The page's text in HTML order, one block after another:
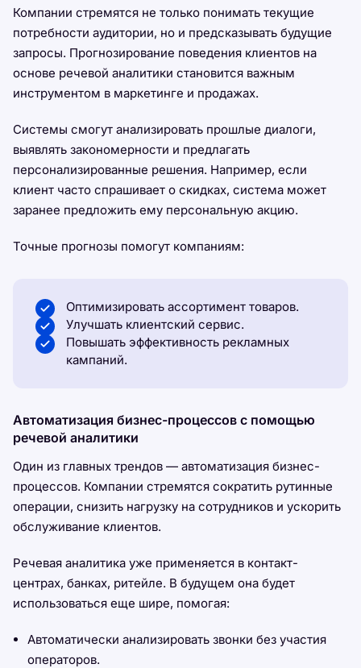
Компании стремятся не только понимать текущие
потребности аудитории, но и предсказывать будущие
запросы. Прогнозирование поведения клиентов на
основе речевой аналитики становится важным
инструментом в маркетинге и продажах.
Системы смогут анализировать прошлые диалоги,
выявлять закономерности и предлагать
персонализированные решения. Например, если
клиент часто спрашивает о скидках, система может
заранее предложить ему персональную акцию.
Точные прогнозы помогут компаниям:
Оптимизировать ассортимент товаров.
Улучшать клиентский сервис.
Повышать эффективность рекламных
кампаний.
Автоматизация бизнес-процессов с помощью
речевой аналитики
Один из главных трендов — автоматизация бизнес-
процессов. Компании стремятся сократить рутинные
операции, снизить нагрузку на сотрудников и ускорить
обслуживание клиентов.
Речевая аналитика уже применяется в контакт-
центрах, банках, ритейле. В будущем она будет
использоваться еще шире, помогая:
Автоматически анализировать звонки без участия
операторов.